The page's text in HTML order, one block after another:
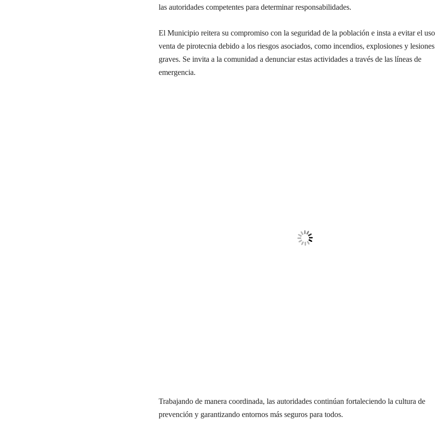
las autoridades competentes para determinar responsabilidades.
El Municipio reitera su compromiso con la seguridad de la población e insta a evitar el
venta de pirotecnia debido a los riesgos asociados, como incendios, explosiones y lesiones
graves. Se invita a la comunidad a denunciar estas actividades a través de las líneas de
emergencia.
Trabajando de manera coordinada, las autoridades continúan fortaleciendo la cultura de
prevención y garantizando entornos más seguros para todos.